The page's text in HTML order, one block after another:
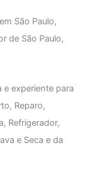
São Paulo,
de São Paulo,
e experiente para
Reparo,
Refrigerador,
e Seca e da